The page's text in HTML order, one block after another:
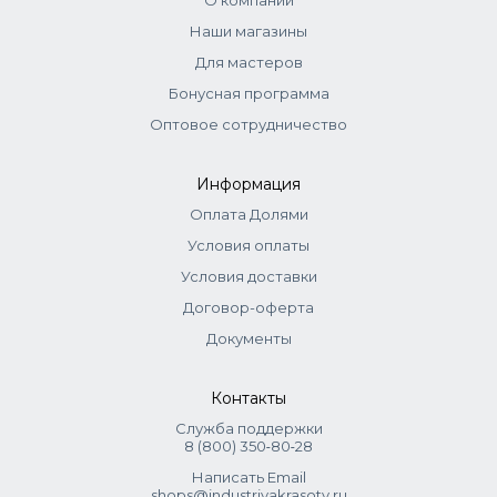
Наши магазины
Для мастеров
Бонусная программа
Оптовое сотрудничество
Информация
Оплата Долями
Условия оплаты
Условия доставки
Договор-оферта
Документы
Контакты
Служба поддержки
8 (800) 350‑80‑28
Написать Email